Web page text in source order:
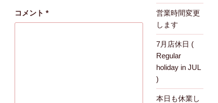
コメント *
営業時間変更
します
7月店休日 (
Regular
holiday in JUL
)
本日も休業し